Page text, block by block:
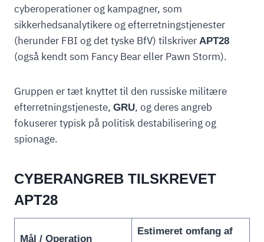
cyberoperationer og kampagner, som
sikkerhedsanalytikere og efterretningstjenester
(herunder FBI og det tyske BfV) tilskriver APT28
(også kendt som Fancy Bear eller Pawn Storm).
Gruppen er tæt knyttet til den russiske militære
efterretningstjeneste, GRU, og deres angreb
fokuserer typisk på politisk destabilisering og
spionage.
CYBERANGREB TILSKREVET
APT28
Mål / Operation
Estimeret omfang af